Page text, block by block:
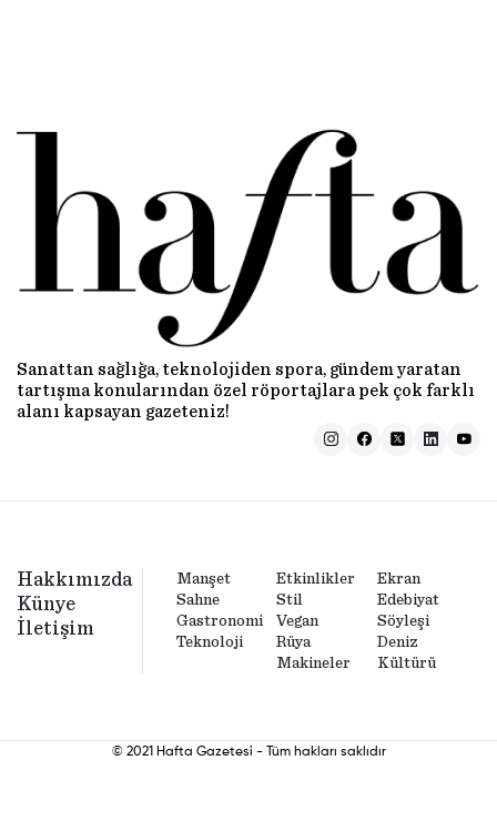
Sanattan sağlığa, teknolojiden spora, gündem yaratan
tartışma konularından özel röportajlara pek çok farklı
alanı kapsayan gazeteniz!
Hakkımızda
Künye
İletişim
Manşet Etkinlikler
Ekran
Sahne
Stil
Edebiyat
Gastronomi
Vegan
Söyleşi
Teknoloji
Rüya
Makineler
Deniz
Kültürü
© 2021 Hafta Gazetesi - Tüm hakları saklıdır